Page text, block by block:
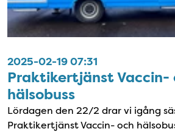
2025-02-19 07:31
Praktikertjänst Vaccin-
hälsobuss
Lördagen den 22/2 drar vi igång
Praktikertjänst Vaccin- och